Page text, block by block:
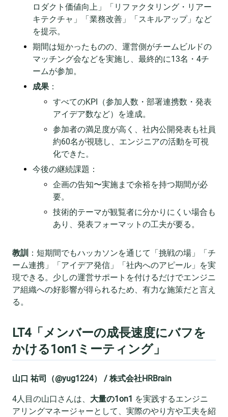
ロダクト価値向上」「リファクタリング・リアー
キテクチャ」「業務改善」「スキルアップ」など
を提示。
期間は短かったものの、運営側がチームビルドの
マッチング会などを実施し、最終的に13名・4チ
ームが参加。
成果 ：
すべてのKPI（参加人数・部署連携数・発表
アイデア数など）を達成。
参加者の満足度が高く、社内公開発表も社員
約60名が視聴し、エンジニアの活動を可視
化できた。
今後の継続課題：
企画の告知〜実施まで余裕を持つ期間が必
要。
技術的テーマが観覧者に分かりにくい場合も
あり、発表フォーマットの工夫が要る。
教訓 ：短期間でもハッカソンを通じて「挑戦の場」「チ
ーム連携」「アイデア発信」「社内へのアピール」を実
現できる。少しの運営サポートを付けるだけでエンジニ
ア組織への好影響が得られるため、有力な施策だと言え
る。
LT4「メンバーの成長速度にバフを
かける1on1ミーティング」
山口 祐司（@yug1224） / 株式会社HRBrain
4人目の山口さんは、 大量の1on1 を実践するエンジニ
アリングマネージャーとして、実際のやり方や工夫を紹